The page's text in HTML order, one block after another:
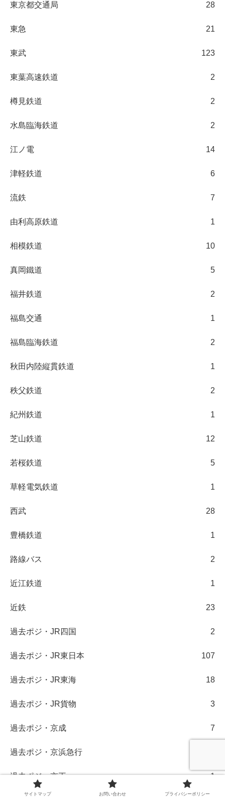
東京都交通局 28
東急 21
東武 123
東葉高速鉄道 2
樽見鉄道 2
水島臨海鉄道 2
江ノ電 14
津軽鉄道 6
流鉄 7
由利高原鉄道 1
相模鉄道 10
真岡鐵道 5
福井鉄道 2
福島交通 1
福島臨海鉄道 2
秋田内陸縦貫鉄道 1
秩父鉄道 2
紀州鉄道 1
芝山鉄道 12
若桜鉄道 5
草軽電気鉄道 1
西武 28
豊橋鉄道 1
路線バス 2
近江鉄道 1
近鉄 23
過去ポジ・JR四国 2
過去ポジ・JR東日本 107
過去ポジ・JR東海 18
過去ポジ・JR貨物 3
過去ポジ・京成 7
過去ポジ・京浜急行
過去ポジ・京王 1
サイトマップ お問い合わせ プライバシーポリシー